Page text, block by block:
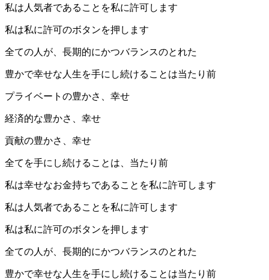
私は人気者であることを私に許可します
私は私に許可のボタンを押します
全ての人が、長期的にかつバランスのとれた
豊かで幸せな人生を手にし続けることは当たり前
プライベートの豊かさ、幸せ
経済的な豊かさ、幸せ
貢献の豊かさ、幸せ
全てを手にし続けることは、当たり前
私は幸せなお金持ちであることを私に許可します
私は人気者であることを私に許可します
私は私に許可のボタンを押します
全ての人が、長期的にかつバランスのとれた
豊かで幸せな人生を手にし続けることは当たり前